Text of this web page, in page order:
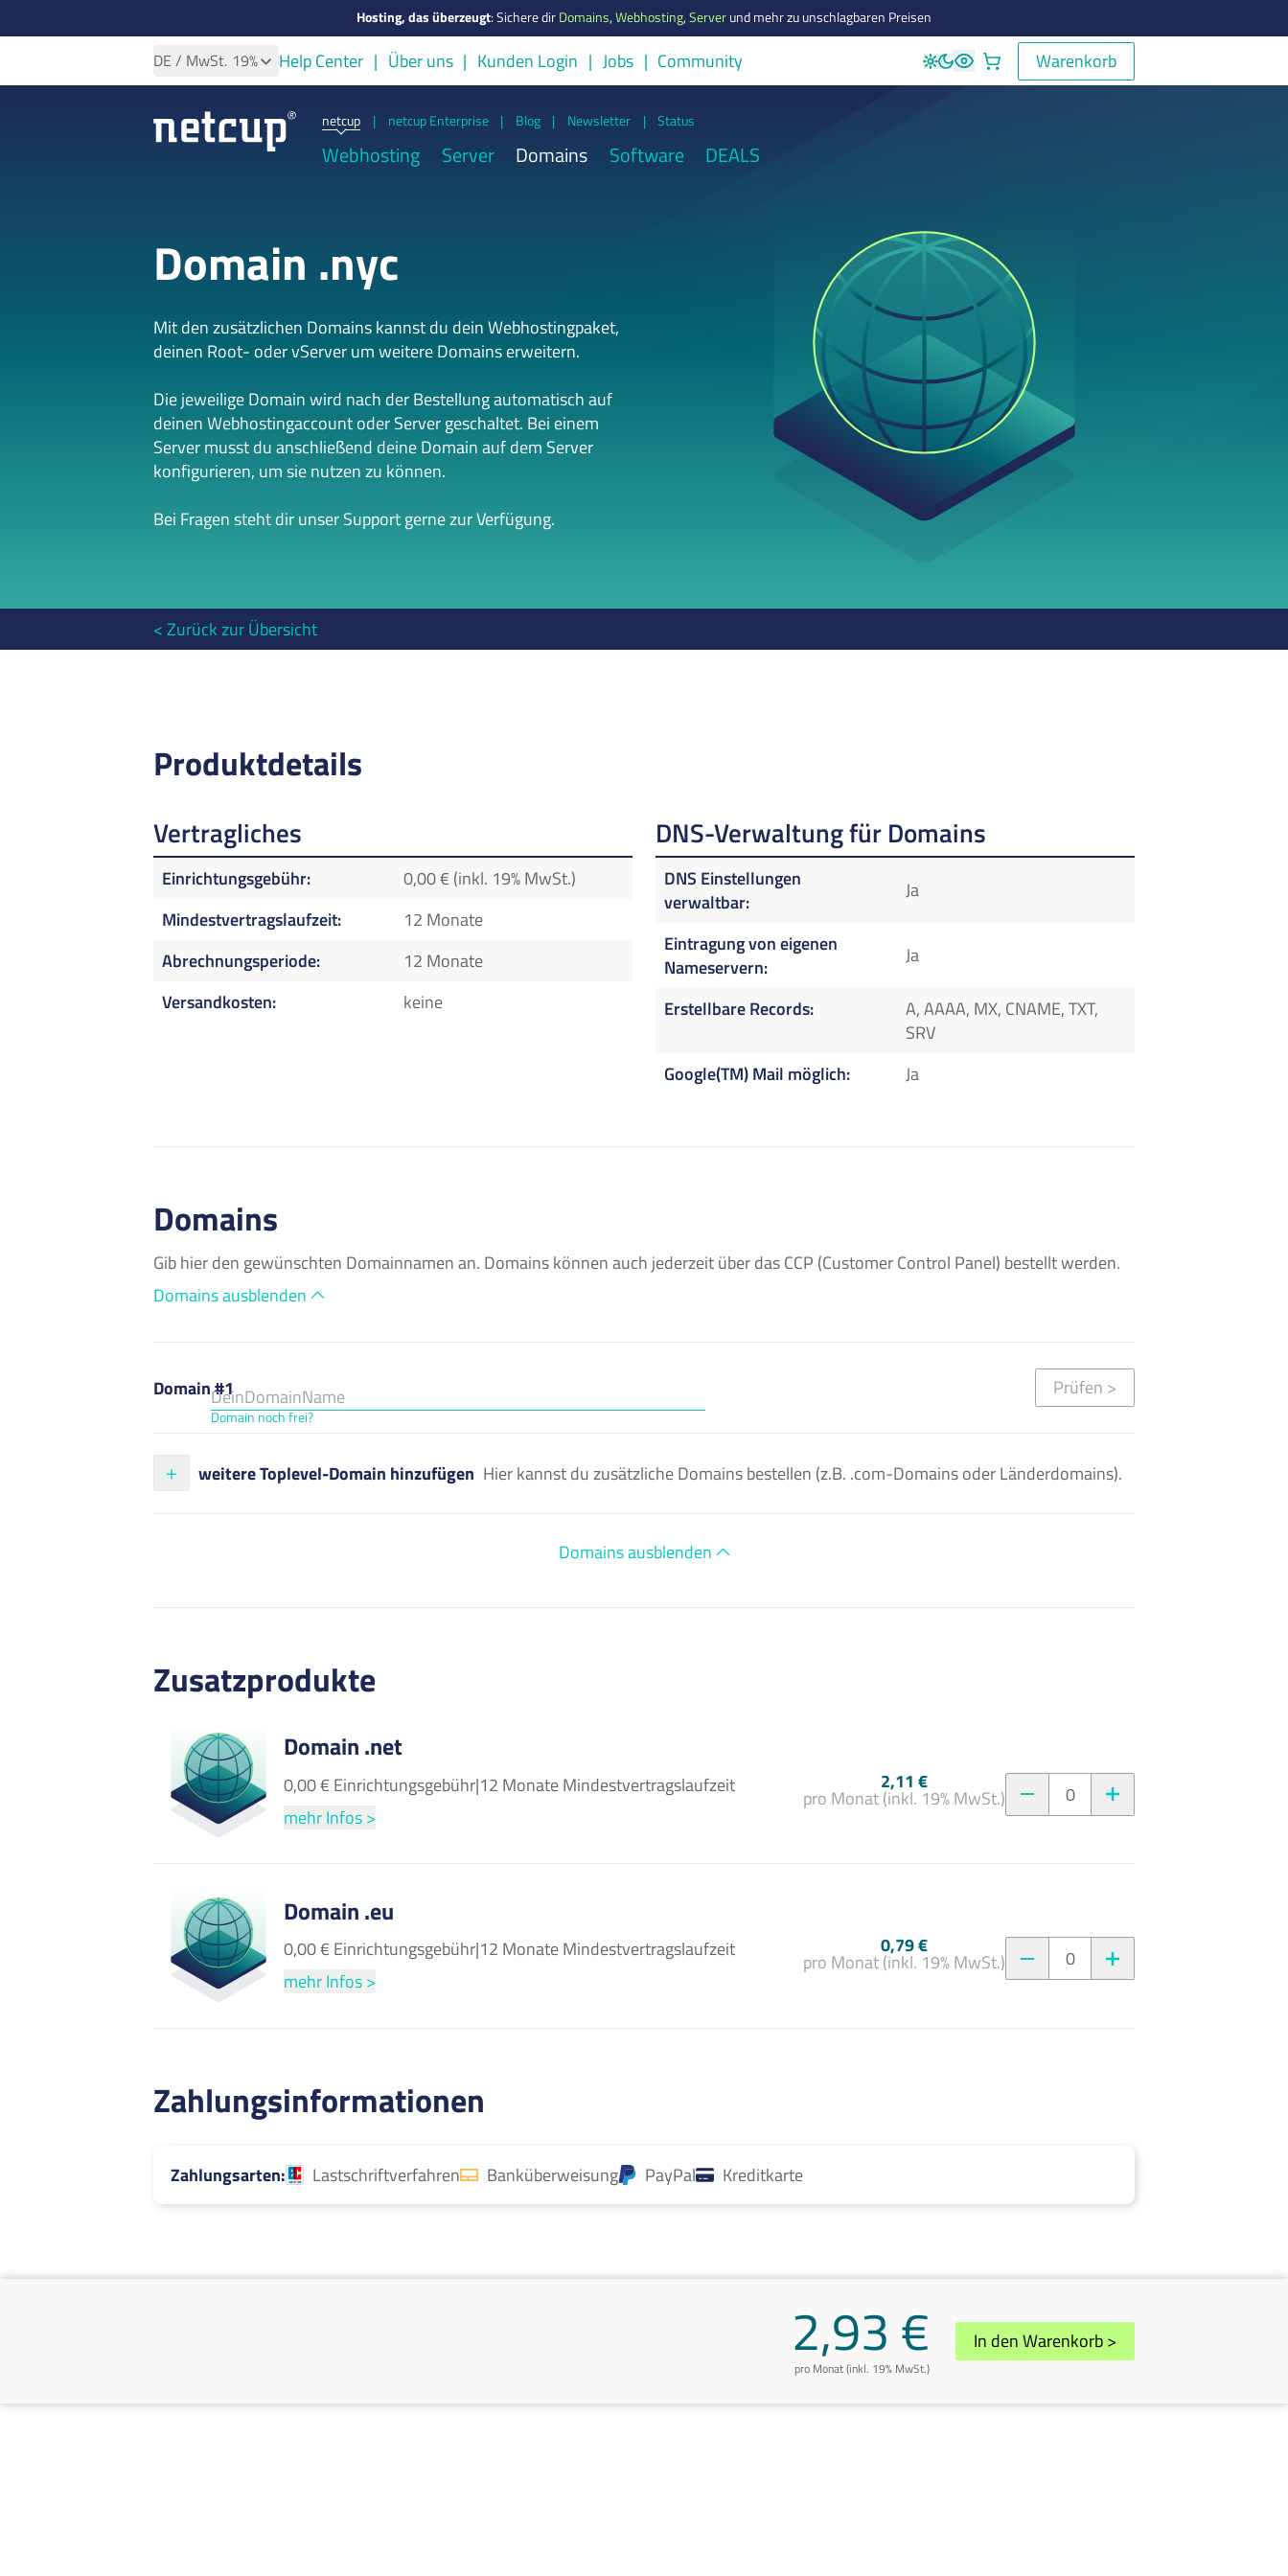
Hosting, das überzeugt:Sichere dirDomains,Webhosting,Serverund mehr zu unschlagbaren Preisen
DE / MwSt. 19% Help Center Über uns Kunden Login Jobs Community Warenkorb
Warenkorb
netcup | netcup Enterprise | Blog | Newsletter | Status
Webhosting Server Domains Software DEALS
Domain .nyc
Mit den zusätzlichen Domains kannst du dein Webhostingpaket,
deinen Root- oder vServer um weitere Domains erweitern.
Die jeweilige Domain wird nach der Bestellung automatisch auf
deinen Webhostingaccount oder Server geschaltet. Bei einem
Server musst du anschließend deine Domain auf dem Server
konfigurieren, um sie nutzen zu können.
Bei Fragen steht dir unser Support gerne zur Verfügung.
Zurück zur Übersicht
Produktdetails
Vertragliches
Einrichtungsgebühr
0,00 € (inkl. 19% MwSt.)
Mindestvertragslaufzeit
12 Monate
Abrechnungsperiode
12 Monate
Versandkosten
keine
DNS-Verwaltung für Domains
DNS Einstellungen
verwaltbar
Ja
Eintragung von eigenen
Nameservern
Ja
Erstellbare Records
A, AAAA, MX, CNAME, TXT,
SRV
Google(TM) Mail möglich
Ja
Domains
Gib hier den gewünschten Domainnamen an. Domains können auch jederzeit über das CCP (Customer Control Panel) bestellt werden.
Domains ausblenden
Domain #1
Domain noch frei?
Prüfen >
weitere Toplevel-Domain hinzufügen Hier kannst du zusätzliche Domains bestellen (z.B. .com-Domains oder Länderdomains).
Domains ausblenden
Zusatzprodukte
Domain .net
0,00 € Einrichtungsgebühr|12 Monate Mindestvertragslaufzeit
mehr Infos >
2,11 €
pro Monat (inkl. 19% MwSt.) 0
Domain .eu
0,00 € Einrichtungsgebühr|12 Monate Mindestvertragslaufzeit
mehr Infos >
0,79 €
pro Monat (inkl. 19% MwSt.) 0
Zahlungsinformationen
Zahlungsarten Lastschriftverfahren Banküberweisung PayPal Kreditkarte
2,93 €
pro Monat (inkl. 19% MwSt.)
In den Warenkorb >